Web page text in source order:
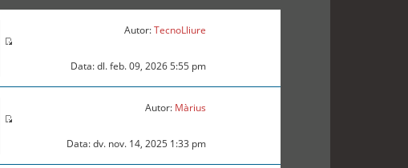
Autor:TecnoLliure
Data: dl. feb. 09, 2026 5:55 pm
Autor: Màrius
Data: dv. nov. 14, 2025 1:33 pm